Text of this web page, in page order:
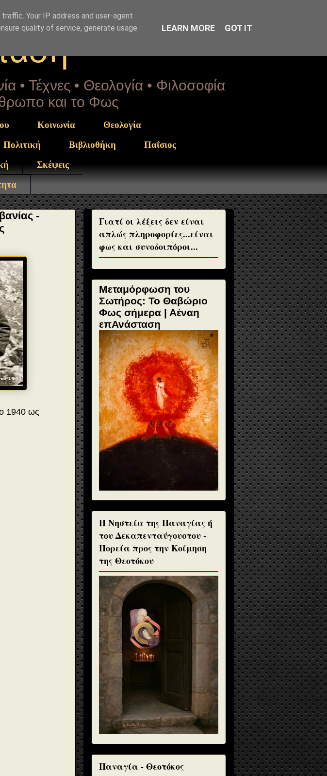
• Τέχνες • Θεολογία • Φιλοσοφία
και το Φως
Κοινωνία
Θεολογία
Πολιτική Βιβλιοθήκη
Παΐσιος
Σκέψεις
-
1940 ως
Γιατί οι λέξεις δεν είναι
απλώς πληροφορίες...είναι
φως και συνοδοιπόροι...
Μεταμόρφωση του
Σωτήρος: Το Θαβώριο
Φως σήμερα | Αέναη
επΑνάσταση
H Νηστεία της Παναγίας ή
του Δεκαπενταύγουστου -
Πορεία προς την Κοίμηση
της Θεοτόκου
Παναγία - Θεοτόκος
Your IP address and user-agent
quality of service, generate usage
LEARN MORE GOT IT